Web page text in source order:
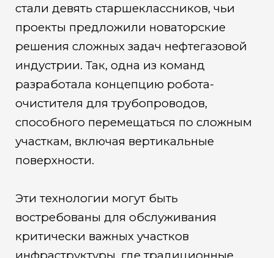
стали девять старшеклассников, чьи
проекты предложили новаторские
решения сложных задач нефтегазовой
индустрии. Так, одна из команд
разработала концепцию робота-
очистителя для трубопроводов,
способного перемещаться по сложным
участкам, включая вертикальные
поверхности.
Эти технологии могут быть
востребованы для обслуживания
критически важных участков
инфраструктуры, где традиционные